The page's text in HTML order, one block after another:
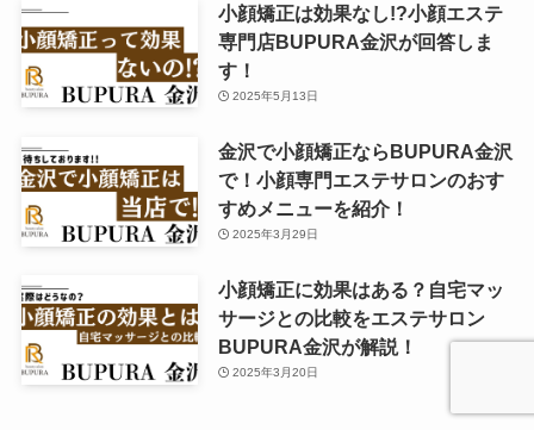
小顔矯正は効果なし!?小顔エステ
専門店BUPURA金沢が回答しま
す！
2025年5月13日
金沢で小顔矯正ならBUPURA金沢
で！小顔専門エステサロンのおす
すめメニューを紹介！
2025年3月29日
小顔矯正に効果はある？自宅マッ
サージとの比較をエステサロン
BUPURA金沢が解説！
2025年3月20日